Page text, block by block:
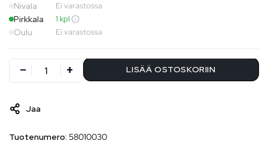
Nivala Ei varastossa
Pirkkala 1 kpl
Oulu Ei varastossa
LISÄÄ OSTOSKORIIN
Jaa
Tuotenumero: 58010030